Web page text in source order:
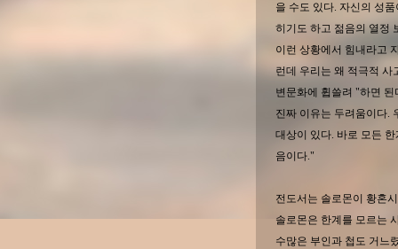
을 수도 있다. 자신의 성
히기도 하고 젊음의 열정
이런 상황에서 힘내라고
런데 우리는 왜 적극적 사
변문화에 휩쓸려 "하면
진짜 이유는 두려움이다.
대상이 있다. 바로 모든
음이다."
전도서는 솔로몬이 황혼
솔로몬은 한계를 모르는
수많은 부인과 첩도 거느